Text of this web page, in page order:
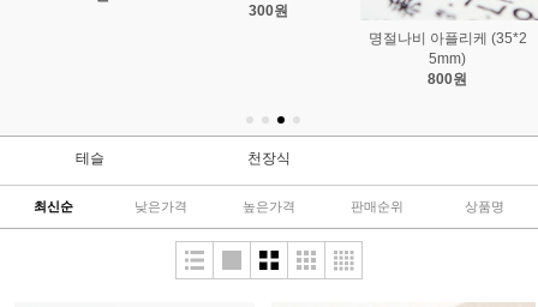
m/99)
(18*25mm)
850원
테슬 천장식
최신순 낮은가격 높은가격 판매순위 상품명